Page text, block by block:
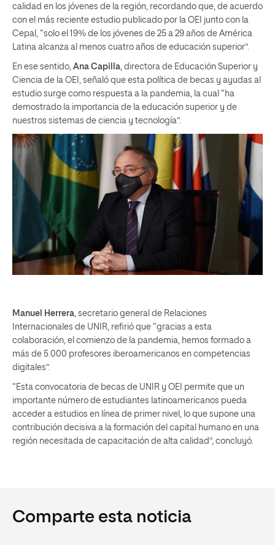
calidad en los jóvenes de la región, recordando que, de acuerdo
con el más reciente estudio publicado por la OEI junto con la
Cepal, “solo el 19% de los jóvenes de 25 a 29 años de América
Latina alcanza al menos cuatro años de educación superior”.
En ese sentido, Ana Capilla, directora de Educación Superior y
Ciencia de la OEI, señaló que esta política de becas y ayudas al
estudio surge como respuesta a la pandemia, la cual “ha
demostrado la importancia de la educación superior y de
nuestros sistemas de ciencia y tecnología”.
Manuel Herrera , secretario general de Relaciones
Internacionales de UNIR, refirió que “gracias a esta
colaboración, el comienzo de la pandemia, hemos formado a
más de 5.000 profesores iberoamericanos en competencias
digitales”.
“Esta convocatoria de becas de UNIR y OEI permite que un
importante número de estudiantes latinoamericanos pueda
acceder a estudios en línea de primer nivel, lo que supone una
contribución decisiva a la formación del capital humano en una
región necesitada de capacitación de alta calidad”, concluyó.
Comparte esta noticia